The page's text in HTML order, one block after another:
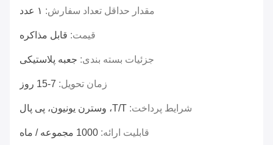
مقدار حداقل تعداد سفارش: ۱ عدد
قیمت: قابل مذاکره
جزئیات بسته بندی: جعبه پلاستیکی
زمان تحویل: 7-15 روز
شرایط پرداخت: T/T، وسترن یونیون، پی پال
قابلیت ارائه: 1000 مجموعه / ماه